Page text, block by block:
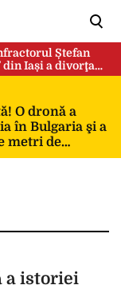
Ștefan
Iași a divorţat
O dronă a
în Bulgaria şi a
metri de
a istoriei